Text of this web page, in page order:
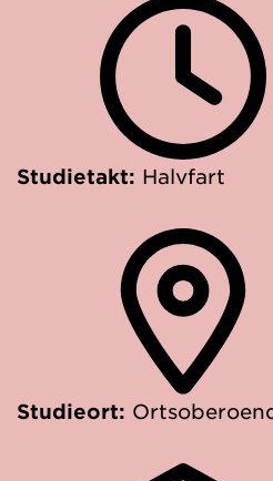
Studietakt: Halvfart
Studieort: